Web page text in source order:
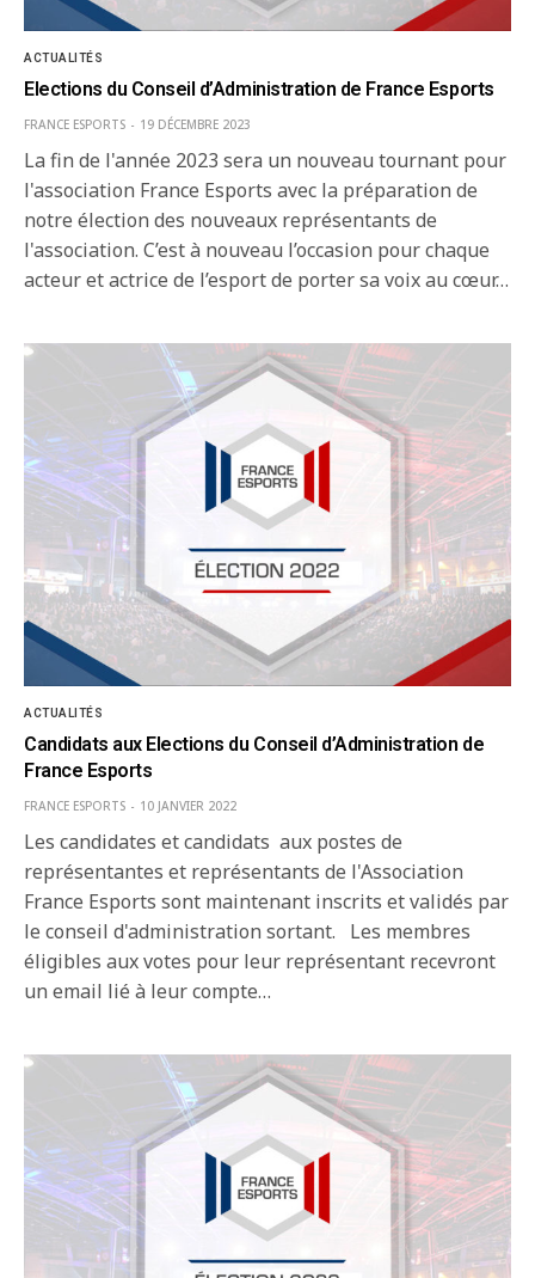
ACTUALITÉS
Elections du Conseil d’Administration de France Esports
FRANCE ESPORTS 19 DÉCEMBRE 2023
La fin de l'année 2023 sera un nouveau tournant pour
l'association France Esports avec la préparation de
notre élection des nouveaux représentants de
l'association. C’est à nouveau l’occasion pour chaque
acteur et actrice de l’esport de porter sa voix au cœur…
ACTUALITÉS
Candidats aux Elections du Conseil d’Administration de
France Esports
FRANCE ESPORTS 10 JANVIER 2022
Les candidates et candidats aux postes de
représentantes et représentants de l'Association
France Esports sont maintenant inscrits et validés par
le conseil d'administration sortant. Les membres
éligibles aux votes pour leur représentant recevront
un email lié à leur compte…